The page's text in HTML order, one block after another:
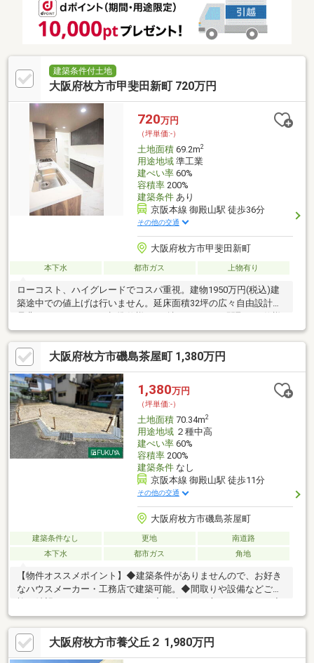
建築条件付土地
大阪府枚方市甲斐田新町 720万円
720万円
（坪単価:-）
土地面積69.2m2
用途地域準工業
建ぺい率60%
容積率200%
建築条件あり
京阪本線 御殿山駅 徒歩36分
その他の交通
大阪府枚方市甲斐田新町
本下水 都市ガス 上物有り
ローコスト、ハイグレードでコスパ重視。建物1950万円(税込)建
築途中での値上げは行いません。延床面積32坪の広々自由設計！
もこだわりたいけど、出来るだけ価格は抑えたい。弊社が全力で
叶えます。間取りは何度でも変更可能。仕様も柔軟にカスタマイ
ズ可能です。各種補助金申請対応も致します。■ご案内の流れモ
デルハウスご見学↓土地のご案内↓ご来社後、諸費用込みの総額を
ご提示↓住宅ローンのご説明、ご提案ご送迎、ご相談等、柔軟に対
応いたします。0120390617まで、まずはお気軽にお問い合わせく
ださい。
大阪府枚方市磯島茶屋町 1,380万円
1,380万円
（坪単価:-）
土地面積70.34m2
用途地域２種中高
建ぺい率60%
容積率200%
建築条件なし
京阪本線 御殿山駅 徒歩11分
その他の交通
大阪府枚方市磯島茶屋町
建築条件なし 更地
南道路
本下水
都市ガス 角地
【物件オススメポイント】◆建築条件がありませんので、お好き
なハウスメーカー・工務店で建築可能。◆間取りや設備などご家
前面道路幅員が約６．２ｍとゆったりしています。◆京阪本線
「御殿山」駅まで徒歩１１分です。■周辺施設■・枚方市立磯島小
学校まで徒歩約７５０ｍ・枚方市立渚西中学校まで徒歩約１４０
０ｍ・天の川保育園まで徒歩約７５０ｍ・万代枚方店まで徒歩約
大阪府枚方市養父丘２ 1,980万円